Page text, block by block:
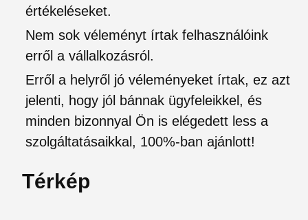
értékeléseket.
Nem sok véleményt írtak felhasználóink
erről a vállalkozásról.
Erről a helyről jó véleményeket írtak, ez azt
jelenti, hogy jól bánnak ügyfeleikkel, és
minden bizonnyal Ön is elégedett less a
szolgáltatásaikkal, 100%-ban ajánlott!
Térkép